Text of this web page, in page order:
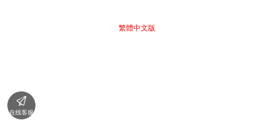
繁體中文版

在线客服